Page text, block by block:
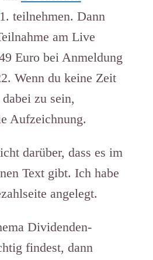
teilnehmen. Dann
am Live
Euro bei Anmeldung
Wenn du keine Zeit
zu sein,
Aufzeichnung.
darüber, dass es im
Text gibt. Ich habe
angelegt.
Dividenden-
findest, dann